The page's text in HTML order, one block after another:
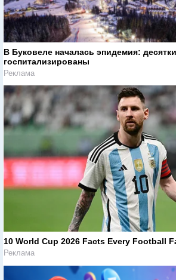
В Буковеле началась эпидемия:
госпитализированы
Реклама
10 World Cup 2026 Facts Every Football
Реклама